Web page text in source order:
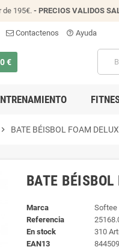
de 195€. - PRECIOS VALIDOS
Contactenos help_outline Ayuda
€
chevron_right BATE BÉISBOL FOAM
BATE BÉISBOL
Marca
Softee
Referencia
En stock
310
EAN13